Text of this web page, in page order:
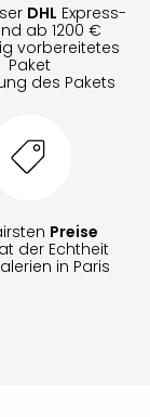
DHL Express-
ab 1200 €
vorbereitetes
Paket
des Pakets
Preise
der Echtheit
in Paris